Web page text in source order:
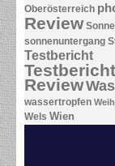
Oberösterreich
Review
sonnenuntergang
Testbericht
Review
wassertropfen
Wels Wien